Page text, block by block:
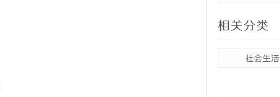
相关分类
社会生活